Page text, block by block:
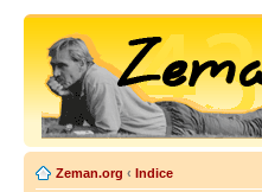
Zeman.org ‹ Indice